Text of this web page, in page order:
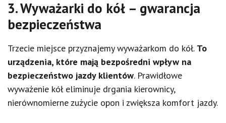
3. Wyważarki do kół – gwarancja
bezpieczeństwa
Trzecie miejsce przyznajemy wyważarkom do kół. To
urządzenia, które mają bezpośredni wpływ na
bezpieczeństwo jazdy klientów. Prawidłowe
wyważenie kół eliminuje drgania kierownicy,
nierównomierne zużycie opon i zwiększa komfort jazdy.